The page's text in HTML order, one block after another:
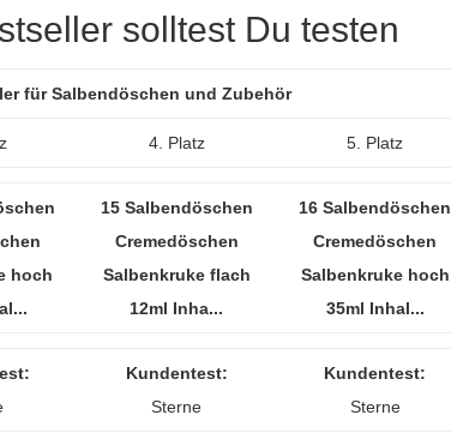
solltest Du testen
für Salbendöschen und Zubehör
4. Platz 5. Platz
hoch
15 Salbendöschen
Cremedöschen
Salbenkruke flach
12ml Inha...
16 Salbendöschen
Cremedöschen
Salbenkruke hoch
35ml Inhal...
Kundentest:
Sterne
Kundentest:
Sterne